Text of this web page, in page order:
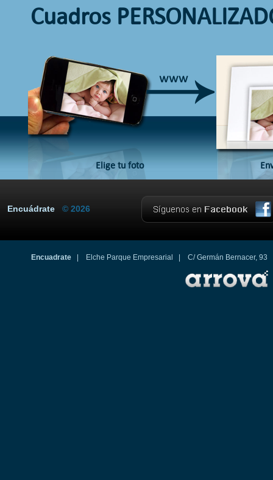
Cuadros
Elige tu foto
Encuádrate © 2026
Encuadrate | Elche Parque Empresarial | C/ Germán Bernacer, 93